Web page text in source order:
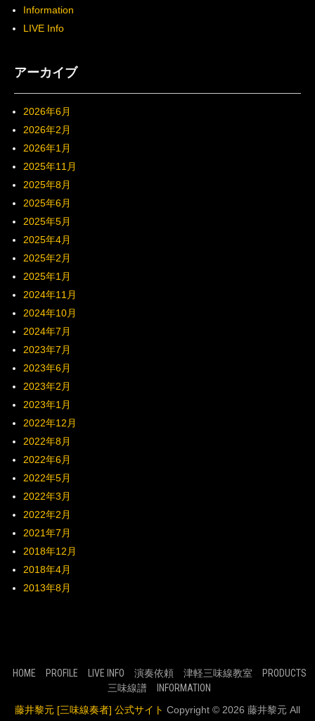
Information
LIVE Info
アーカイブ
2026年6月
2026年2月
2026年1月
2025年11月
2025年8月
2025年6月
2025年5月
2025年4月
2025年2月
2025年1月
2024年11月
2024年10月
2024年7月
2023年7月
2023年6月
2023年2月
2023年1月
2022年12月
2022年8月
2022年6月
2022年5月
2022年3月
2022年2月
2021年7月
2018年12月
2018年4月
2013年8月
HOME PROFILE LIVE INFO 演奏依頼 津軽三味線教室
PRODUCTS
三味線譜
INFORMATION
藤井黎元 [三味線奏者] 公式サイト Copyright © 2026 藤井黎元 All